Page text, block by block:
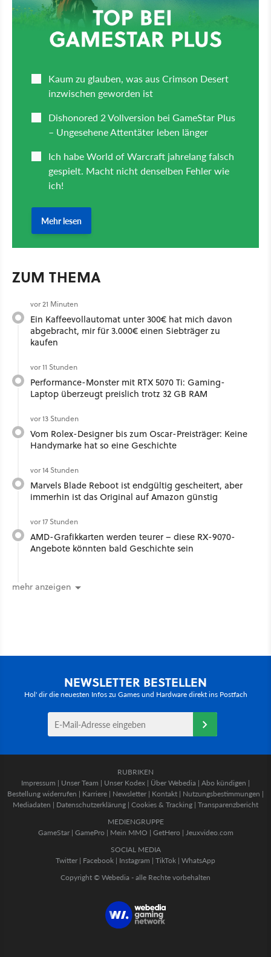
ZUM THEMA
vor 21 Minuten
Ein Kaffeevollautomat unter 300€ hat mich davon
abgebracht, mir für 3.000€ einen Siebträger zu
kaufen
vor 11 Stunden
Performance-Monster mit RTX 5070 Ti: Gaming-
Laptop überzeugt preislich trotz 32 GB RAM
vor 13 Stunden
Vom Rolex-Designer bis zum Oscar-Preisträger: Keine
Handymarke hat so eine Geschichte
vor 14 Stunden
Marvels Blade Reboot ist endgültig gescheitert, aber
immerhin ist das Original auf Amazon günstig
vor 17 Stunden
AMD-Grafikkarten werden teurer – diese RX-9070-
Angebote könnten bald Geschichte sein
mehr anzeigen
NEWSLETTER BESTELLEN
Hol' dir die neuesten Infos zu Games und Hardware direkt ins Postfach
RUBRIKEN
Impressum | Unser Team | Unser Kodex | Über Webedia | Abo kündigen |
Bestellung widerrufen | Karriere | Newsletter | Kontakt | Nutzungsbestimmungen |
Mediadaten | Datenschutzerklärung | Cookies & Tracking | Transparenzbericht
MEDIENGRUPPE
GameStar| GamePro | Mein MMO | GetHero | Jeuxvideo.com
SOCIAL MEDIA
Twitter | Facebook | Instagram | TikTok | WhatsApp
Copyright © Webedia - alle Rechte vorbehalten